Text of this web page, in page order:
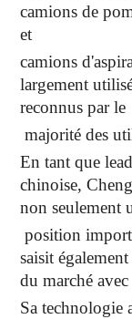
camions de
et
camions
largement
reconnus par le
majorité des
En tant que
chinoise,
non seulement
position
saisit
du marché avec
Sa technologie